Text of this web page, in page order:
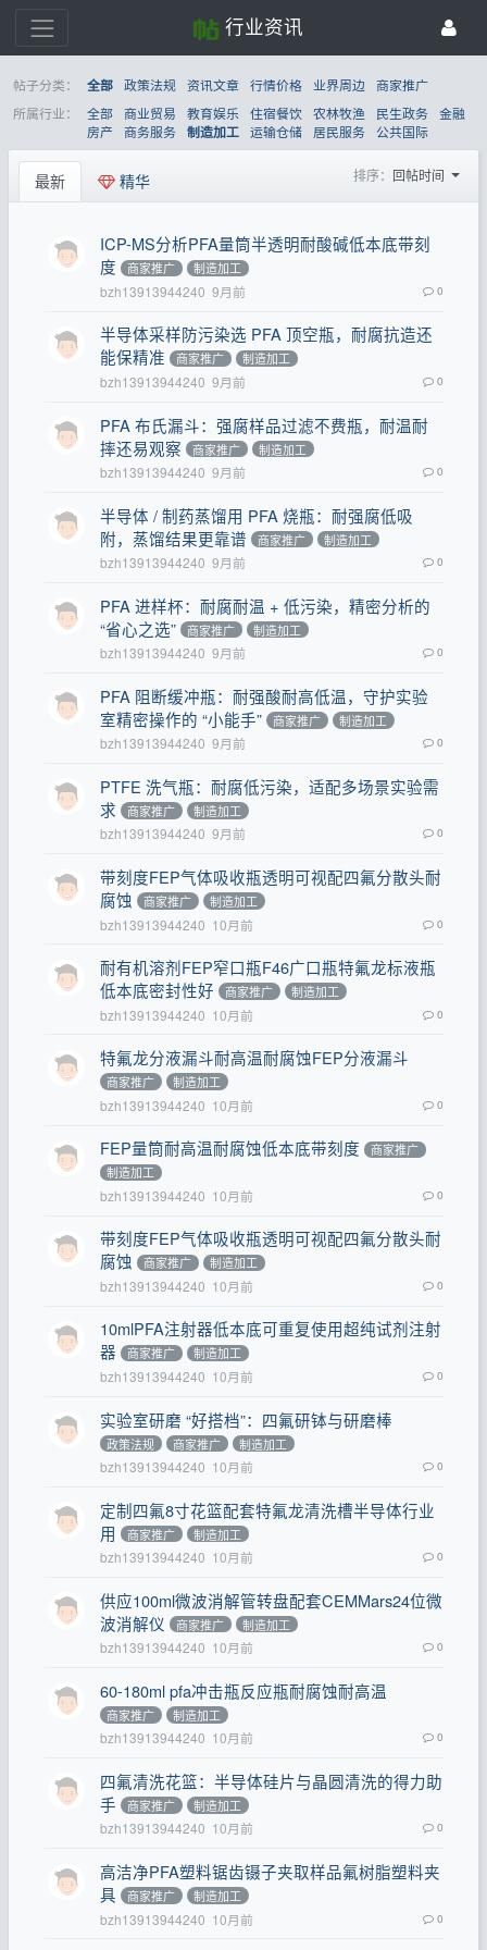
行业资讯
帖子分类： 全部 政策法规 资讯文章 行情价格 业界周边
商家推广
所属行业：
全部 商业贸易 教育娱乐 住宿餐饮 农林牧渔 民生政务 金融
房产
商务服务 制造加工 运输仓储 居民服务 公共国际
最新 精华 排序： 回帖时间
ICP-MS分析PFA量筒半透明耐酸碱低本底带刻
度
商家推广 制造加工
bzh13913944240 9月前 0
半导体采样防污染选 PFA 顶空瓶，耐腐抗造还
能保精准
商家推广 制造加工
bzh13913944240 9月前 0
PFA 布氏漏斗：强腐样品过滤不费瓶，耐温耐
摔还易观察
商家推广 制造加工
bzh13913944240 9月前 0
半导体 / 制药蒸馏用 PFA 烧瓶：耐强腐低吸
附，蒸馏结果更靠谱
商家推广 制造加工
bzh13913944240 9月前 0
PFA 进样杯：耐腐耐温 + 低污染，精密分析的
“省心之选”
商家推广 制造加工
bzh13913944240 9月前 0
PFA 阻断缓冲瓶：耐强酸耐高低温，守护实验
室精密操作的 “小能手”
商家推广 制造加工
bzh13913944240 9月前 0
PTFE 洗气瓶：耐腐低污染，适配多场景实验需
求
商家推广 制造加工
bzh13913944240 9月前 0
带刻度FEP气体吸收瓶透明可视配四氟分散头耐
腐蚀
商家推广 制造加工
bzh13913944240 10月前 0
耐有机溶剂FEP窄口瓶F46广口瓶特氟龙标液瓶
低本底密封性好
商家推广 制造加工
bzh13913944240 10月前 0
特氟龙分液漏斗耐高温耐腐蚀FEP分液漏斗
商家推广 制造加工
bzh13913944240 10月前 0
FEP量筒耐高温耐腐蚀低本底带刻度
商家推广
制造加工
bzh13913944240 10月前 0
带刻度FEP气体吸收瓶透明可视配四氟分散头耐
腐蚀
商家推广 制造加工
bzh13913944240 10月前 0
10mlPFA注射器低本底可重复使用超纯试剂注射
器
商家推广 制造加工
bzh13913944240 10月前 0
实验室研磨 “好搭档”：四氟研钵与研磨棒
政策法规 商家推广 制造加工
bzh13913944240 10月前 0
定制四氟8寸花篮配套特氟龙清洗槽半导体行业
用
商家推广 制造加工
bzh13913944240 10月前 0
供应100ml微波消解管转盘配套CEMMars24位微
波消解仪
商家推广 制造加工
bzh13913944240 10月前 0
60-180ml pfa冲击瓶反应瓶耐腐蚀耐高温
商家推广 制造加工
bzh13913944240 10月前 0
四氟清洗花篮：半导体硅片与晶圆清洗的得力助
手
商家推广 制造加工
bzh13913944240 10月前 0
高洁净PFA塑料锯齿镊子夹取样品氟树脂塑料夹
具
商家推广 制造加工
bzh13913944240 10月前 0